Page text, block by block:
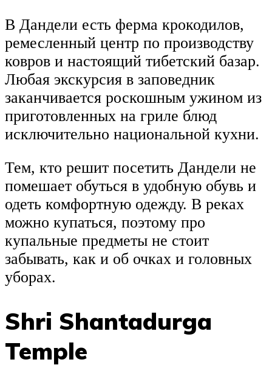
В Дандели есть ферма крокодилов,
ремесленный центр по производству
ковров и настоящий тибетский базар.
Любая экскурсия в заповедник
заканчивается роскошным ужином из
приготовленных на гриле блюд
исключительно национальной кухни.
Тем, кто решит посетить Дандели не
помешает обуться в удобную обувь и
одеть комфортную одежду. В реках
можно купаться, поэтому про
купальные предметы не стоит
забывать, как и об очках и головных
уборах.
Shri Shantadurga
Temple